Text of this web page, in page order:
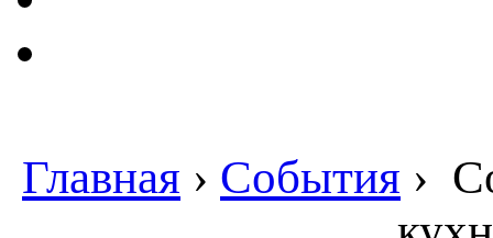
Главная › События ›